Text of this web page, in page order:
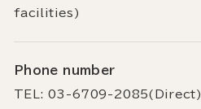
facilities)
Phone number
TEL: 03-6709-2085(Direct)